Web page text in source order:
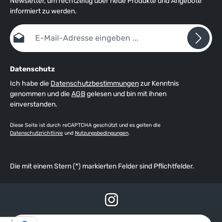
informiert zu werden.
E-Mail-Adresse*
Datenschutz
Ich habe die Datenschutzbestimmungenzur Kenntnis
genommen und dieAGBgelesen und bin mit ihnen
einverstanden.
Diese Seite ist durch reCAPTCHA geschützt und es gelten die
Datenschutzrichtlinie und Nutzungsbedingungen.
Die mit einem Stern (*) markierten Felder sind Pflichtfelder.